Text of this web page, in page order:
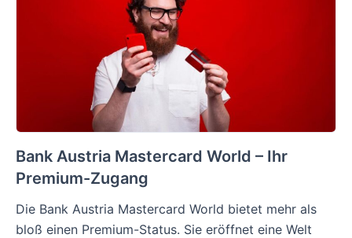
Bank Austria Mastercard World – Ihr
Premium-Zugang
Die Bank Austria Mastercard World bietet mehr als
bloß einen Premium-Status. Sie eröffnet eine Welt